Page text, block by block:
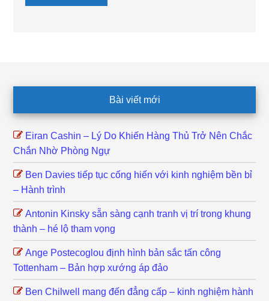
Bài viết mới
Eiran Cashin – Lý Do Khiến Hàng Thủ Trở Nên Chắc
Chắn Nhờ Phòng Ngự
Ben Davies tiếp tục cống hiến với kinh nghiệm bền bỉ
– Hành trình
Antonin Kinsky sẵn sàng cạnh tranh vị trí trong khung
thành – hé lộ tham vọng
Ange Postecoglou định hình bản sắc tấn công
Tottenham – Bản hợp xướng áp đảo
Ben Chilwell mang đến đẳng cấp – kinh nghiệm hành